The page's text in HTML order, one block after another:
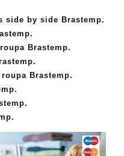
side by side Brastemp.
Brastemp.
Brastemp.